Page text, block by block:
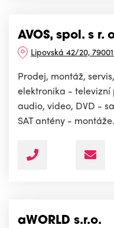
AVOS, spol. s r.
Lipovská 42/20,
Prodej, montáž,
elektronika - televizní
audio, video, DVD -
SAT antény -
aWORLD s.r.o.